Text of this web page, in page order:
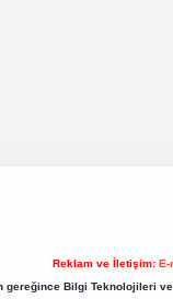
Reklam ve İletişim: E-
gereğince Bilgi Teknolojileri